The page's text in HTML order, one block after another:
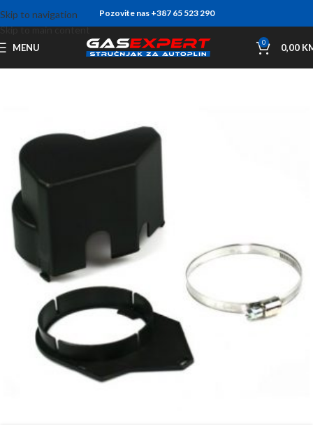
Skip to navigation
Skip to main content
Pozovite nas +387 65 523 290
MENU 0 0,00